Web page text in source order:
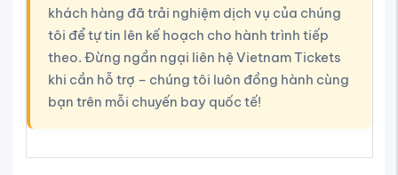
khách hàng đã trải nghiệm dịch vụ của chúng
tôi để tự tin lên kế hoạch cho hành trình tiếp
theo. Đừng ngần ngại liên hệ Vietnam Tickets
khi cần hỗ trợ – chúng tôi luôn đồng hành cùng
bạn trên mỗi chuyến bay quốc tế!